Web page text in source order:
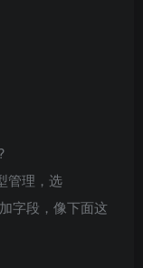
管理，选
字段，像下面这